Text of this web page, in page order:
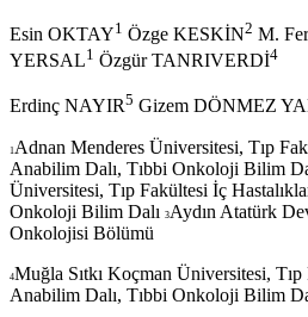
Esin OKTAY1 Özge KESKİN2 M.
YERSAL1 Özgür TANRIVERDİ4
Erdinç NAYIR5 Gizem DÖNMEZ
1 Adnan Menderes Üniversitesi, Tıp
Anabilim Dalı, Tıbbi Onkoloji Bilim
Üniversitesi, Tıp Fakültesi İç
Onkoloji Bilim Dalı 3Aydın Atatürk
Onkolojisi Bölümü
4Muğla Sıtkı Koçman Üniversitesi, Tıp
Anabilim Dalı, Tıbbi Onkoloji Bilim